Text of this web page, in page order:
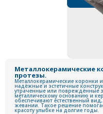
Металлокерамические
протезы.
Металлокерамические коронки
надёжные и эстетичные
утраченные или повреждённые
металлическому основанию и
обеспечивают естественный
жевании. Такое решение
красоту улыбке на долгие годы.